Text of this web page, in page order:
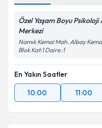
Özel Yaşam Boyu Psikoloji
Merkezi
Namık Kemal Mah. Albay
Blok Kat:1 Daire :1
En Yakın Saatler
10:00
11:00